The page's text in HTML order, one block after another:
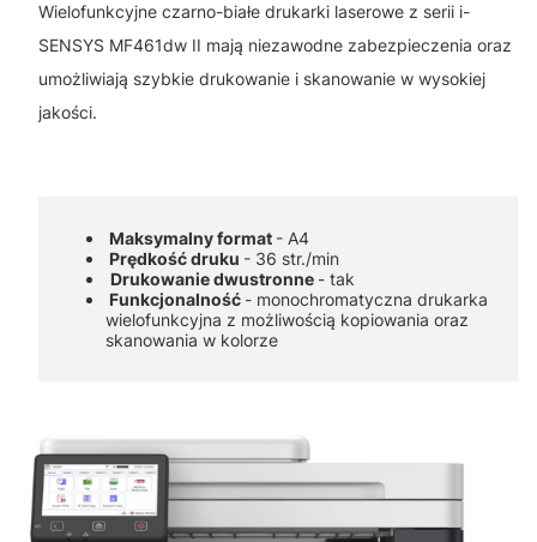
Wielofunkcyjne czarno-białe drukarki laserowe z serii i-
SENSYS MF461dw II mają niezawodne zabezpieczenia oraz
umożliwiają szybkie drukowanie i skanowanie w wysokiej
jakości.
Maksymalny format - A4
Prędkość druku - 36 str./min
Drukowanie dwustronne - tak
Funkcjonalność - monochromatyczna drukarka
wielofunkcyjna z możliwością kopiowania oraz
skanowania w kolorze